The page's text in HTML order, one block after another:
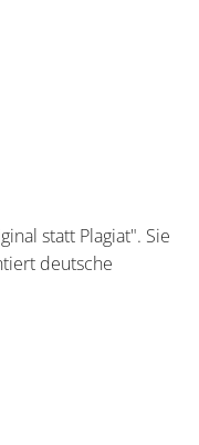
statt Plagiat". Sie
deutsche